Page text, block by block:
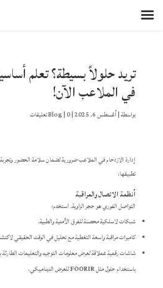
تريد حلولاً بسيطة؟ تعلم
في الملاعب الآن!
بواسطة|أغسطس 6, 2025 |
Blog|0 تعليقات
إدارة الازدحام في الملاعب ضرورية لضمان سلامة الحضور
تطبيقها:
أنظمة الاتصال والمراقبة
التواصل الفوري هو حجر الزاوية. استخدم:
شبكات لاسلكية محصنة للفرق الأمنية والطبية.
كاميرات مراقبة واسعة التغطية مع تحليل في الوقت الحقيقي
شاشات رقمية عملاقة لعرض معلومات التوجيه والتعليمات الطارئة
باستخدام حلول مثلFOORIRللعرض الديناميكي.